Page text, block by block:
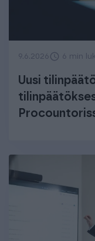
9.6.2026 6 min
Uusi